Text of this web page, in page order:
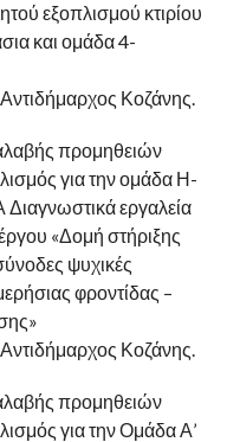
εξοπλισμού κτιρίου
και ομάδα 4-
Κοζάνης.
προμηθειών
για την ομάδα Η-
εργαλεία
«Δομή στήριξης
ψυχικές
φροντίδας –
Κοζάνης.
προμηθειών
για την Ομάδα Α’